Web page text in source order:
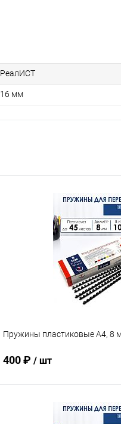
РеалИСТ
16 мм
Пружины пластиковые А4, 8
400 ₽ / шт
В